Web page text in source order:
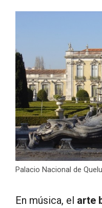
Palacio Nacional de
En música, el arte